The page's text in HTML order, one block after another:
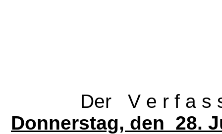
Der V e r f a s s u
Donnerstag, den 28.